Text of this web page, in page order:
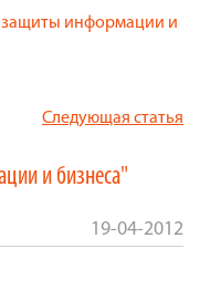
защиты информации и
Следующая статья
и бизнеса"
19-04-2012